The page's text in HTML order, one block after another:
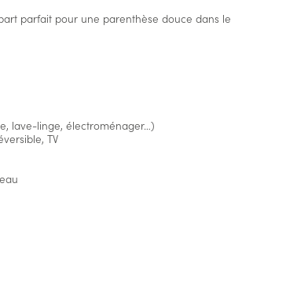
parfait pour une parenthèse douce dans le
lave-linge, électroménager…)
TV